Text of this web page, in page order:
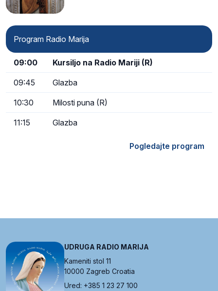
Program Radio Marija
09:00 Kursiljo na Radio Mariji (R)
09:45 Glazba
10:30 Milosti puna (R)
11:15 Glazba
Pogledajte program
UDRUGA RADIO MARIJA
Kameniti stol 11
10000 Zagreb Croatia
Ured: +385 1 23 27 100